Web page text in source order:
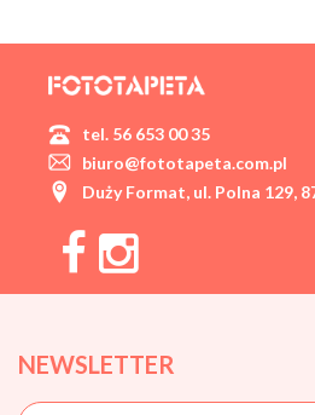
tel. 56 653 00 35
biuro@fototapeta.com.pl
Duży Format, ul. Polna 129,
NEWSLETTER